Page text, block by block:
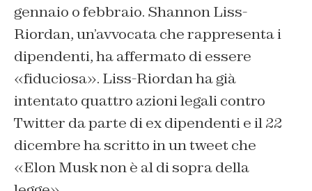
gennaio o febbraio. Shannon Liss-
Riordan, un’avvocata che rappresenta i
dipendenti, ha affermato di essere
«fiduciosa». Liss-Riordan ha già
intentato quattro azioni legali contro
Twitter da parte di ex dipendenti e il 22
dicembre ha scritto in un tweet che
«Elon Musk non è al di sopra della